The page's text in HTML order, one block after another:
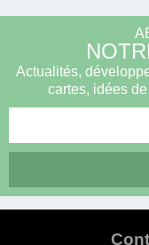
Actualités,
cartes, idées